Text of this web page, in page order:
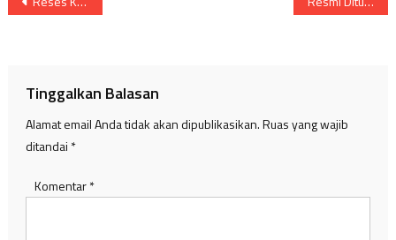
Tinggalkan Balasan
Alamat email Anda tidak akan dipublikasikan.Ruas yang wajib
ditandai *
Komentar*